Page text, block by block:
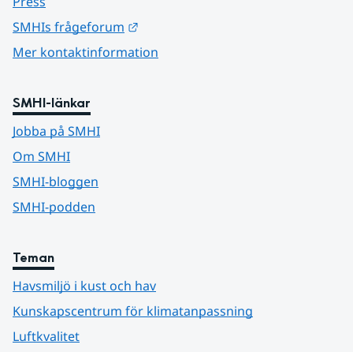
SMHIs frågeforum
Mer kontaktinformation
SMHI-länkar
Jobba på SMHI
Om SMHI
SMHI-bloggen
SMHI-podden
Teman
Havsmiljö i kust och hav
Kunskapscentrum för klimatanpassning
Luftkvalitet